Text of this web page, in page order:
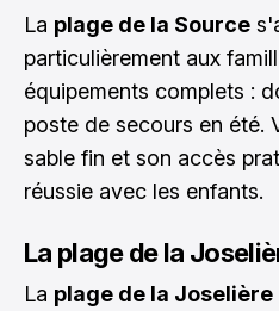
La plage de la Source
particulièrement aux
équipements complets :
poste de secours en été.
sable fin et son accès
réussie avec les enfants.
La plage de la
La plage de la Joselière